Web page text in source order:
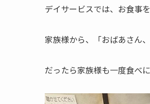
デイサービスでは、お食事
家族様から、「おばあさん
だったら家族様も一度食べ